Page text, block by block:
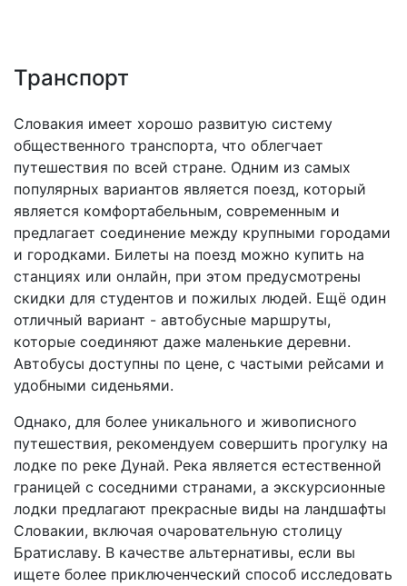
Транспорт
Словакия имеет хорошо развитую систему
общественного транспорта, что облегчает
путешествия по всей стране. Одним из самых
популярных вариантов является поезд, который
является комфортабельным, современным и
предлагает соединение между крупными городами
и городками. Билеты на поезд можно купить на
станциях или онлайн, при этом предусмотрены
скидки для студентов и пожилых людей. Ещё один
отличный вариант - автобусные маршруты,
которые соединяют даже маленькие деревни.
Автобусы доступны по цене, с частыми рейсами и
удобными сиденьями.
Однако, для более уникального и живописного
путешествия, рекомендуем совершить прогулку на
лодке по реке Дунай. Река является естественной
границей с соседними странами, а экскурсионные
лодки предлагают прекрасные виды на ландшафты
Словакии, включая очаровательную столицу
Братиславу. В качестве альтернативы, если вы
ищете более приключенческий способ исследовать